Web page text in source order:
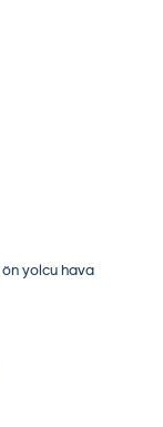
ön yolcu hava